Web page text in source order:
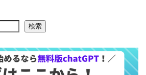
検索